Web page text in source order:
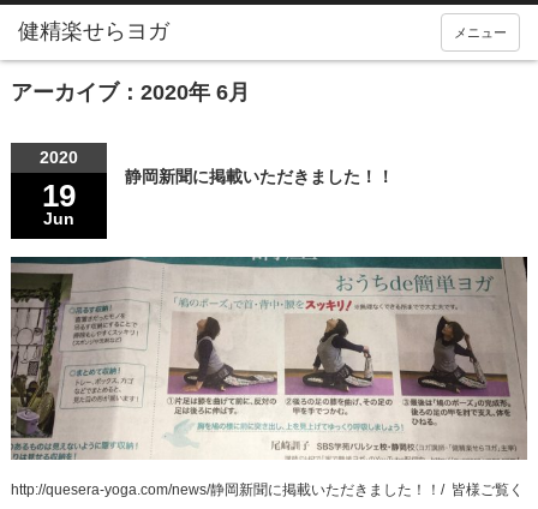
メニュー
アーカイブ：2020年 6月
2020
19
Jun
静岡新聞に掲載いただきました！！
http://quesera-yoga.com/news/静岡新聞に掲載いただきました！！/ ‎ 皆様ご覧く